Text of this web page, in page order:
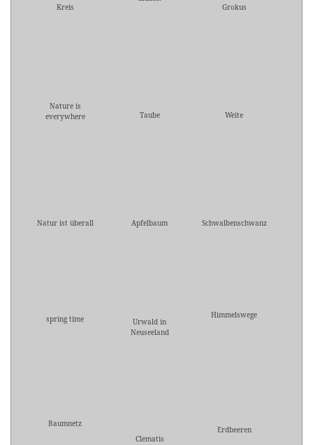
Kreis
Grokus
Nature is
everywhere
Taube Weite
Natur ist überall Apfelbaum Schwalbenschwanz
spring time
Urwald in
Neuseeland
Himmelswege
Baumnetz
Clematis
Erdbeeren